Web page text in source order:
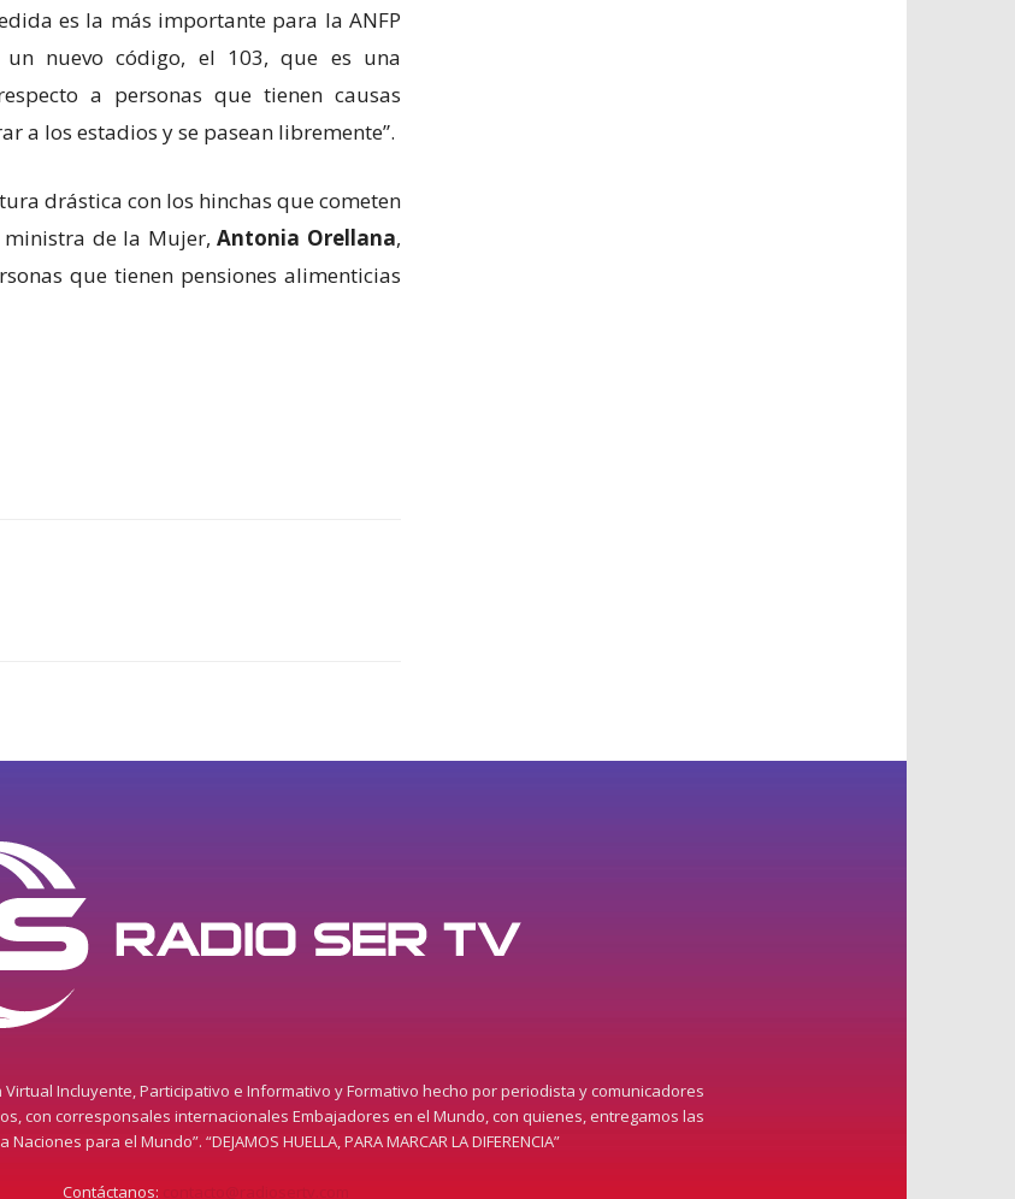
es la más importante para la ANFP
un nuevo código, el 103, que es una
a personas que tienen causas
a los estadios y se pasean libremente”.
drástica con los hinchas que cometen
ministra de la Mujer,Antonia Orellana,
que tienen pensiones alimenticias
Incluyente, Participativo e Informativo y Formativo hecho por periodista y comunicadores
con corresponsales internacionales Embajadores en el Mundo, con quienes, entregamos las
para el Mundo”. “DEJAMOS HUELLA, PARA MARCAR LA DIFERENCIA”
Contáctanos: